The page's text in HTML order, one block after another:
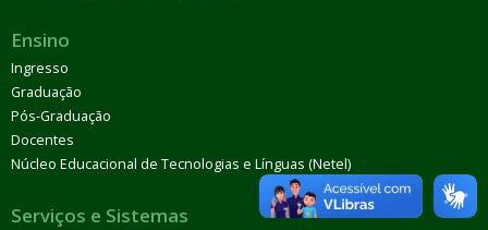
Ensino
Ingresso
Graduação
Pós-Graduação
Docentes
Núcleo Educacional de Tecnologias e Línguas (Netel)
Serviços e Sistemas